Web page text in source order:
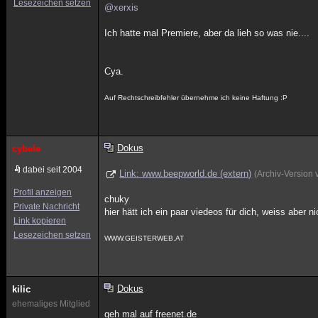
Lesezeichen setzen
@xerxis
Ich hatte mal Premiere, aber da lieh so was nie....
Cya.
Auf Rechtschreibfehler übernehme ich keine Haftung :P
cybele
dabei seit 2004
Profil anzeigen
Private Nachricht
Link kopieren
Lesezeichen setzen
Dokus
Link: www.beepworld.de (extern) (Archiv-Version
chuky
hier hätt ich ein paar viedeos für dich, weiss aber
WWW.GEISTERWEB.AT
kilic
ehemaliges Mitglied
Dokus
geh mal auf freenet.de